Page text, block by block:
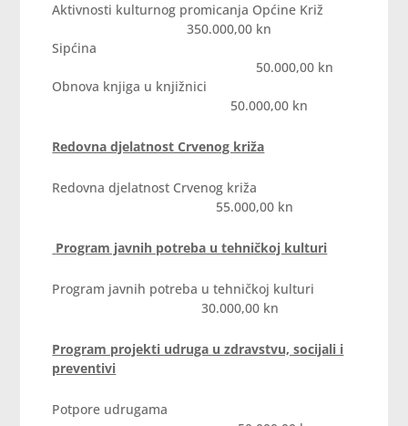
Aktivnosti kulturnog promicanja Općine Križ
350.000,00 kn
Sipćina
50.000,00 kn
Obnova knjiga u knjižnici
50.000,00 kn
Redovna djelatnost Crvenog križa
Redovna djelatnost Crvenog križa
55.000,00 kn
Program javnih potreba u tehničkoj kulturi
Program javnih potreba u tehničkoj kulturi
30.000,00 kn
Program projekti udruga u zdravstvu, socijali i
preventivi
Potpore udrugama